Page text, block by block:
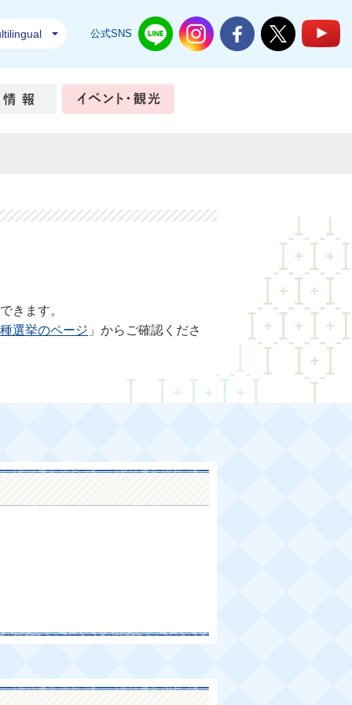
公式SNS 結城市公式LINE結城市公式Instagram
結城市公式Facebook
結城市公式
づくり 市政情報
きます。
選挙のページ 」からご確認くださ